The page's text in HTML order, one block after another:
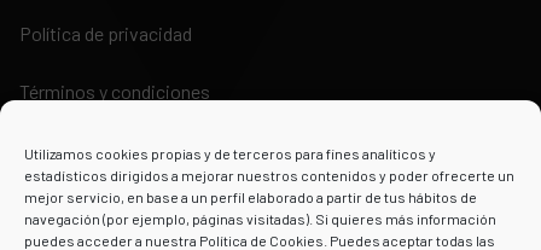
Utilizamos cookies propias y de terceros para fines analíticos y
estadísticos dirigidos a mejorar nuestros contenidos y poder ofrecerte un
mejor servicio, en base a un perfil elaborado a partir de tus hábitos de
navegación (por ejemplo, páginas visitadas). Si quieres más información
puedes acceder a nuestra Política de Cookies. Puedes aceptar todas las
Política de privacidad
Términos y condiciones
Powered by